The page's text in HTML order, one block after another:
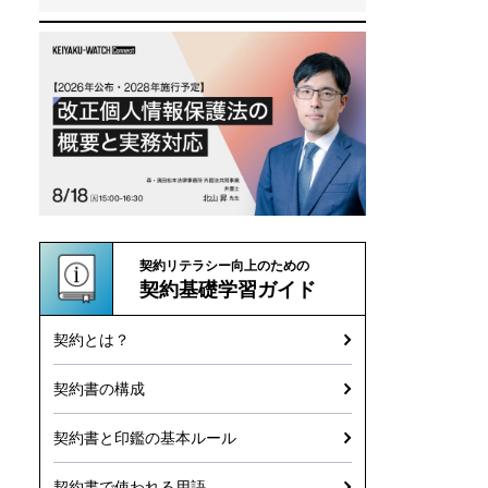
契約リテラシー向上のための
契約基礎学習ガイド
契約とは？
契約書の構成
契約書と印鑑の基本ルール